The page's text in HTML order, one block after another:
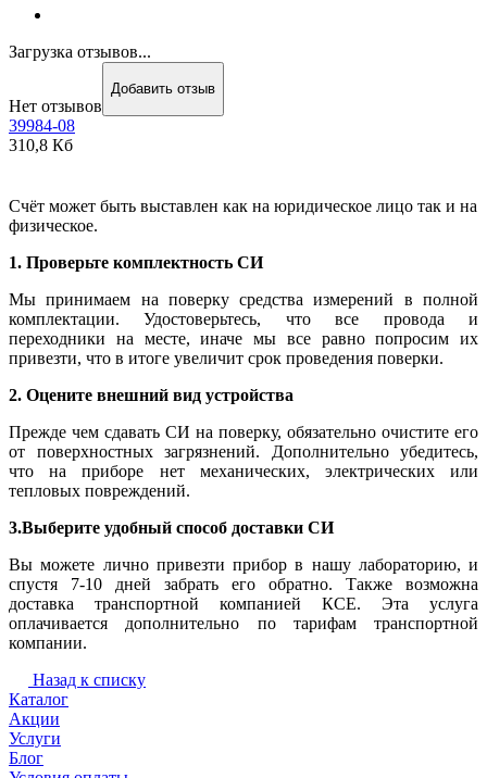
Загрузка отзывов...
Нет отзывов
Добавить отзыв
39984-08
310,8 Кб
Счёт может быть выставлен как на юридическое лицо так и на
физическое.
1. Проверьте комплектность СИ
Мы принимаем на поверку средства измерений в полной
комплектации. Удостоверьтесь, что все провода и
переходники на месте, иначе мы все равно попросим их
привезти, что в итоге увеличит срок проведения поверки.
2. Оцените внешний вид устройства
Прежде чем сдавать СИ на поверку, обязательно очистите его
от поверхностных загрязнений. Дополнительно убедитесь,
что на приборе нет механических, электрических или
тепловых повреждений.
3.Выберите удобный способ доставки СИ
Вы можете лично привезти прибор в нашу лабораторию, и
спустя 7-10 дней забрать его обратно. Также возможна
доставка транспортной компанией КСЕ. Эта услуга
оплачивается дополнительно по тарифам транспортной
компании.
Назад к списку
Каталог
Акции
Услуги
Блог